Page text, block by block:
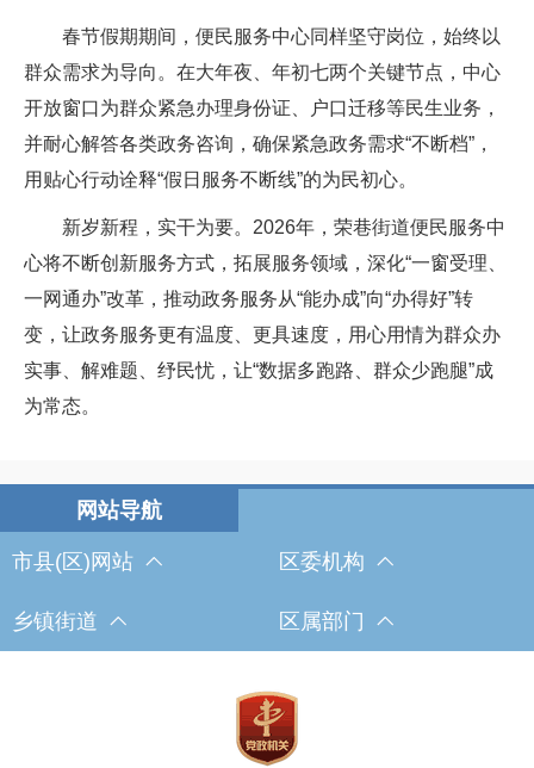
春节假期期间，便民服务中心同样坚守岗位，始终以
群众需求为导向。在大年夜、年初七两个关键节点，中心
开放窗口为群众紧急办理身份证、户口迁移等民生业务，
并耐心解答各类政务咨询，确保紧急政务需求“不断档”，
用贴心行动诠释“假日服务不断线”的为民初心。
新岁新程，实干为要。2026年，荣巷街道便民服务中
心将不断创新服务方式，拓展服务领域，深化“一窗受理、
一网通办”改革，推动政务服务从“能办成”向“办得好”转
变，让政务服务更有温度、更具速度，用心用情为群众办
实事、解难题、纾民忧，让“数据多跑路、群众少跑腿”成
为常态。
市县(区)网站 区委机构
乡镇街道 区属部门